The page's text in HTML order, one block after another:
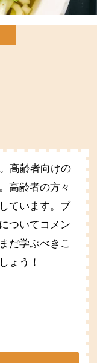
高齢者向けの
高齢者の方々
ています。ブ
ついてコメン
だ学ぶべきこ
ょう！